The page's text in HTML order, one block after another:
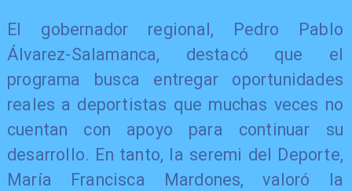
El gobernador regional, Pedro Pablo
Álvarez-Salamanca, destacó que el
programa busca entregar oportunidades
reales a deportistas que muchas veces no
cuentan con apoyo para continuar su
desarrollo. En tanto, la seremi del Deporte,
María Francisca Mardones, valoró la